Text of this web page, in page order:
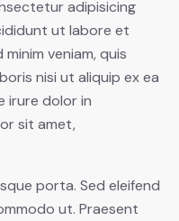
adipisicing
ut labore et
veniam, quis
nisi ut aliquip ex ea
irure dolor in
sit amet,
porta. Sed eleifend
ut. Praesent